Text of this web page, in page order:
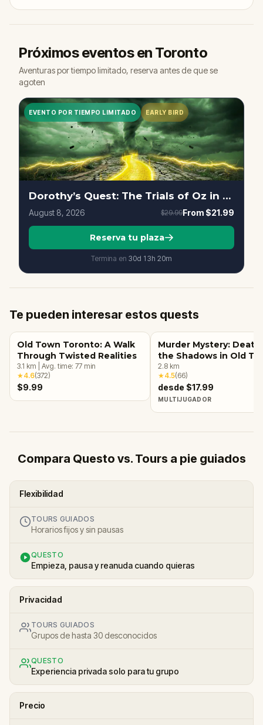
Próximos eventos en Toronto
Aventuras por tiempo limitado, reserva antes de que se
agoten
EVENTO POR TIEMPO LIMITADO EARLY BIRD
Dorothy’s Quest: The Trials of Oz in Toronto
August 8, 2026 $29.99From $21.99
Reserva tu plaza
Termina en 30d 13h 20m
Te pueden interesar estos quests
Old Town Toronto: A Walk
Through Twisted Realities
3.1 km Avg. time: 77 min
★4.6(372)
$9.99
Murder Mystery: Death
the Shadows in Old
Toronto
2.8 km
★4.5(66)
desde $17.99
MULTIJUGADOR
Compara Questo vs. Tours a pie guiados
Flexibilidad
TOURS GUIADOS
Horarios fijos y sin pausas
QUESTO
Empieza, pausa y reanuda cuando quieras
Privacidad
TOURS GUIADOS
Grupos de hasta 30 desconocidos
QUESTO
Experiencia privada solo para tu grupo
Precio